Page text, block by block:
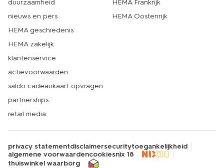
duurzaamheid
nieuws en pers
HEMA geschiedenis
HEMA zakelijk
klantenservice
actievoorwaarden
saldo cadeaukaart opvragen
partnerships
retail media
HEMA Frankrijk
HEMA Oostenrijk
privacy statementdisclaimersecuritytoegankelijkheid
algemene voorwaardencookiesnix 18
thuiswinkel waarborg